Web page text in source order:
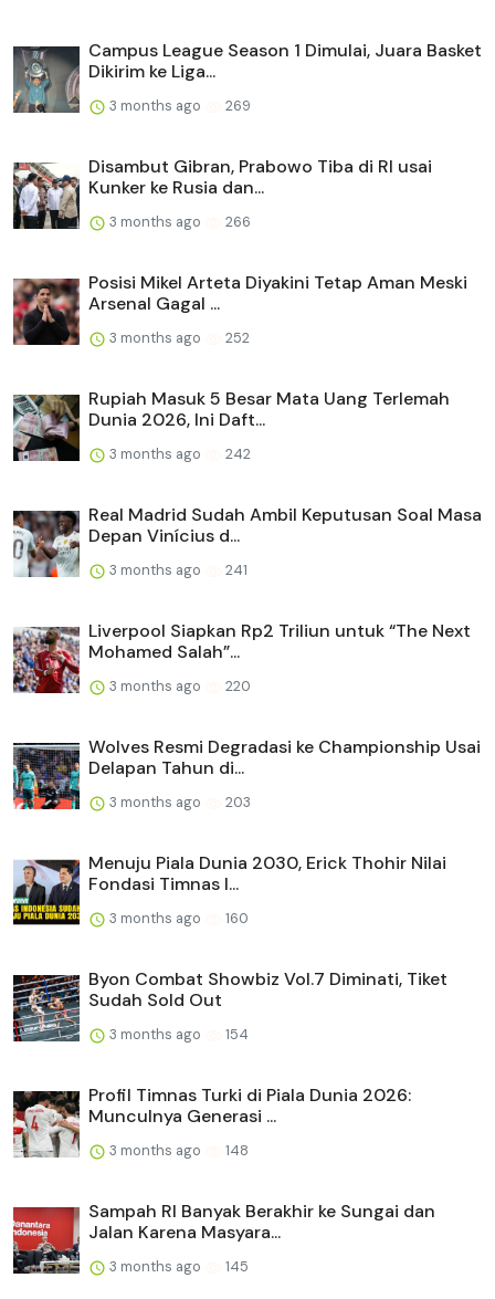
Campus League Season 1 Dimulai, Juara Basket
Dikirim ke Liga...
3 months ago 269
Disambut Gibran, Prabowo Tiba di RI usai
Kunker ke Rusia dan...
3 months ago 266
Posisi Mikel Arteta Diyakini Tetap Aman Meski
Arsenal Gagal ...
3 months ago 252
Rupiah Masuk 5 Besar Mata Uang Terlemah
Dunia 2026, Ini Daft...
3 months ago 242
Real Madrid Sudah Ambil Keputusan Soal Masa
Depan Vinícius d...
3 months ago 241
Liverpool Siapkan Rp2 Triliun untuk “The Next
Mohamed Salah”...
3 months ago 220
Wolves Resmi Degradasi ke Championship Usai
Delapan Tahun di...
3 months ago 203
Menuju Piala Dunia 2030, Erick Thohir Nilai
Fondasi Timnas I...
3 months ago 160
Byon Combat Showbiz Vol.7 Diminati, Tiket
Sudah Sold Out
3 months ago 154
Profil Timnas Turki di Piala Dunia 2026:
Munculnya Generasi ...
3 months ago 148
Sampah RI Banyak Berakhir ke Sungai dan
Jalan Karena Masyara...
3 months ago 145